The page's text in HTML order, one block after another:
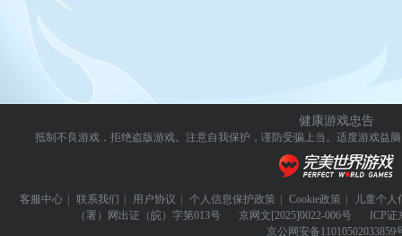
健康游戏忠告
抵制不良游戏，拒绝盗版游戏。注意自我保护，谨防受骗上当。 适度游戏益
客服中心 | 联系我们 | 用户协议 | 个人信息保护政策 | Cookie政策 |
儿童个人
（署）网出证（皖）字第013号
京网文[2025]0022-006号 ICP证
京公网安备11010502033859